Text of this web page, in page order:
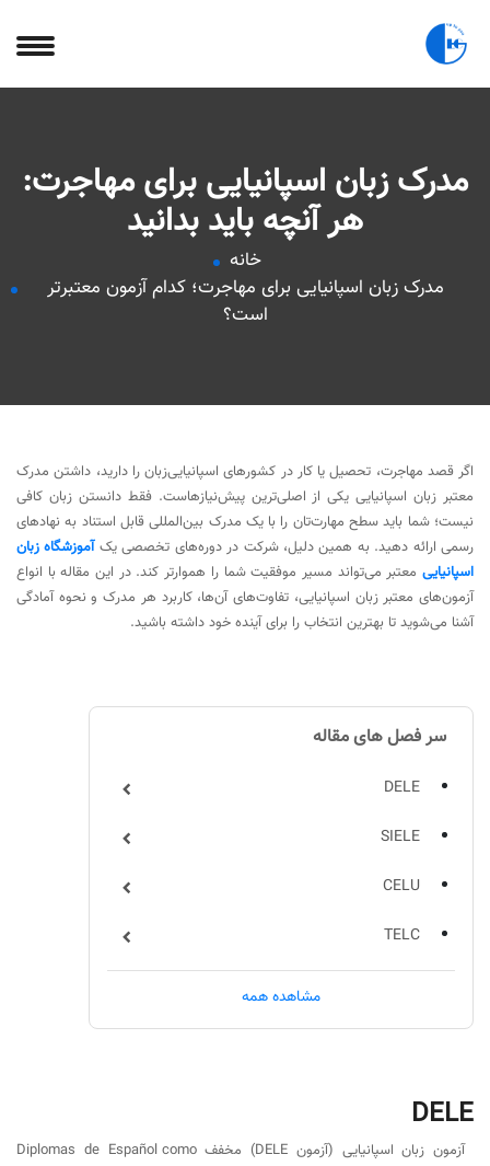
مدرک زبان اسپانیایی برای مهاجرت:
هر آنچه باید بدانید
خانه
مدرک زبان اسپانیایی برای مهاجرت؛ کدام آزمون معتبرتر
است؟
اگر قصد مهاجرت، تحصیل یا کار در کشورهای اسپانیایی‌زبان را دارید، داشتن مدرک
معتبر زبان اسپانیایی یکی از اصلی‌ترین پیش‌نیازهاست. فقط دانستن زبان کافی
نیست؛ شما باید سطح مهارت‌تان را با یک مدرک بین‌المللی قابل استناد به نهادهای
رسمی ارائه دهید. به همین دلیل، شرکت در دوره‌های تخصصی یکآموزشگاه زبان
اسپانیایی معتبر می‌تواند مسیر موفقیت شما را هموارتر کند. در این مقاله با انواع
آزمون‌های معتبر زبان اسپانیایی، تفاوت‌های آن‌ها، کاربرد هر مدرک و نحوه آمادگی
آشنا می‌شوید تا بهترین انتخاب را برای آینده خود داشته باشید.
سر فصل های مقاله
DELE
SIELE
CELU
TELC
جدول مقایسه مدارک بین المللی زبان اسپانیایی
مشاهده همه
DELE
آزمون زبان اسپانیایی (آزمون DELE) مخفف Diplomas de Español como